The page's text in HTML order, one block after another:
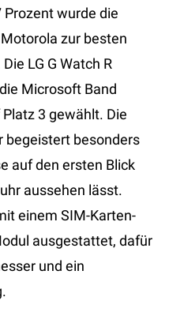
wurde die
zur besten
LG G Watch R
Microsoft Band
3 gewählt. Die
begeistert besonders
auf den ersten Blick
aussehen lässt.
einem SIM-Karten-
ausgestattet, dafür
und ein